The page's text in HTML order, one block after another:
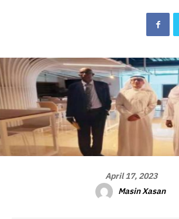
April 17, 2023
Masin Xasan